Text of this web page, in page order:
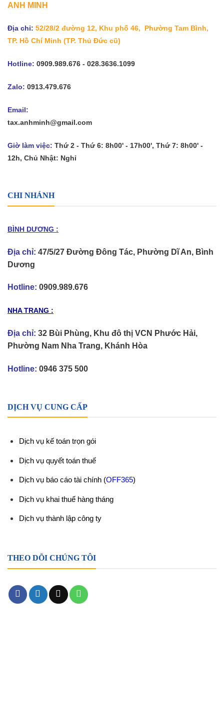
ANH MINH
Địa chỉ: 52/28/2 đường 12, Khu phố 46, Phường Tam Bình,
TP. Hồ Chí Minh (TP. Thủ Đức cũ)
Hotline: 0909.989.676 - 028.3636.1099
Zalo: 0913.479.676
Email:
tax.anhminh@gmail.com
Giờ làm việc: Thứ 2 - Thứ 6: 8h00' - 17h00', Thứ 7: 8h00' -
12h, Chủ Nhật: Nghỉ
CHI NHÁNH
BÌNH DƯƠNG :
Địa chỉ: 47/5/27 Đường Đông Tác, Phường Dĩ An, Bình
Dương
Hotline: 0909.989.676
NHA TRANG :
Địa chỉ: 32 Bùi Phùng, Khu đô thị VCN Phước Hải,
Phường Nam Nha Trang, Khánh Hòa
Hotline: 0946 375 500
DỊCH VỤ CUNG CẤP
Dịch vụ kế toán trọn gói
Dịch vụ quyết toán thuế
Dịch vụ báo cáo tài chính (OFF365)
Dịch vụ khai thuế hàng tháng
Dịch vụ thành lập công ty
THEO DÕI CHÚNG TÔI